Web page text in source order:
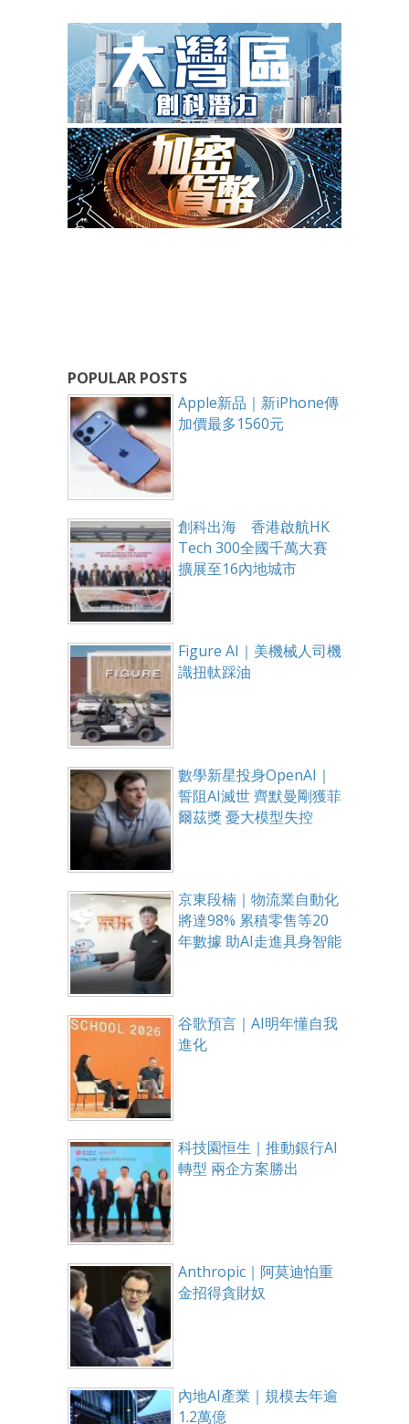
POPULAR POSTS
Apple新品｜新iPhone傳
加價最多1560元
創科出海 香港啟航HK
Tech 300全國千萬大賽
擴展至16內地城市
Figure AI｜美機械人司機
識扭軚踩油
數學新星投身OpenAI｜
誓阻AI滅世 齊默曼剛獲菲
爾茲獎 憂大模型失控
京東段楠｜物流業自動化
將達98% 累積零售等20
年數據 助AI走進具身智能
谷歌預言｜AI明年懂自我
進化
科技園恒生｜推動銀行AI
轉型 兩企方案勝出
Anthropic｜阿莫迪怕重
金招得貪財奴
內地AI產業｜規模去年逾
1.2萬億